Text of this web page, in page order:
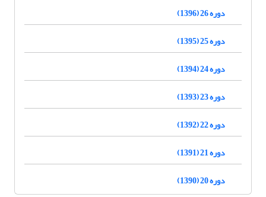
دوره 26 (1396)
دوره 25 (1395)
دوره 24 (1394)
دوره 23 (1393)
دوره 22 (1392)
دوره 21 (1391)
دوره 20 (1390)